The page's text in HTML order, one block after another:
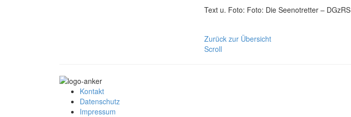
Text u. Foto: Foto: Die Seenotretter – DGzRS
Zurück zur Übersicht
Scroll
Kontakt
Datenschutz
Impressum